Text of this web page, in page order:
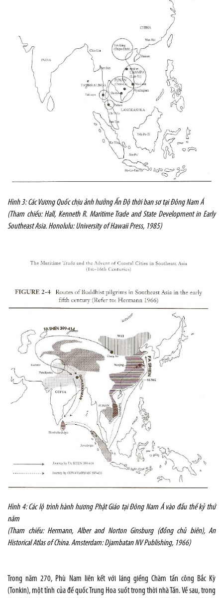
Hình 3: Các Vương Quốc chịu ảnh hưởng Ấn Độ thời ban sơ tại Đông Nam Á
(Tham chiếu: Hall, Kenneth R. Maritime Trade and State Development in Early
Southeast Asia. Honolulu: University of Hawaii Press, 1985)
Hình 4: Các lộ trình hành hương Phật Giáo tại Đông Nam Á vào đầu thế kỷ thứ
năm
(Tham chiếu: Hermann, Alber and Norton Ginsburg (đồng chủ biên), An
Historical Atlas of China. Amsterdam: Djambatan NV Publishing, 1966)
Trong năm 270, Phù Nam liên kết với láng giềng Chàm tấn công Bắc Kỳ
(Tonkin), một tỉnh của đế quốc Trung Hoa suốt trong thời nhà Tấn. Về sau, trong